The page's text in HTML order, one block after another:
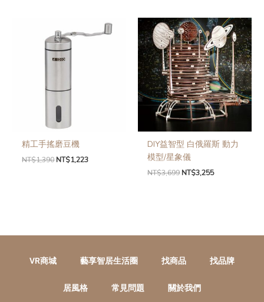
精工手搖磨豆機
NT$1,390 NT$1,223
DIY益智型 白俄羅斯 動力
模型/星象儀
NT$3,699 NT$3,255
VR商城 藝享智居生活圈 找商品 找品牌
居風格 常見問題 關於我們